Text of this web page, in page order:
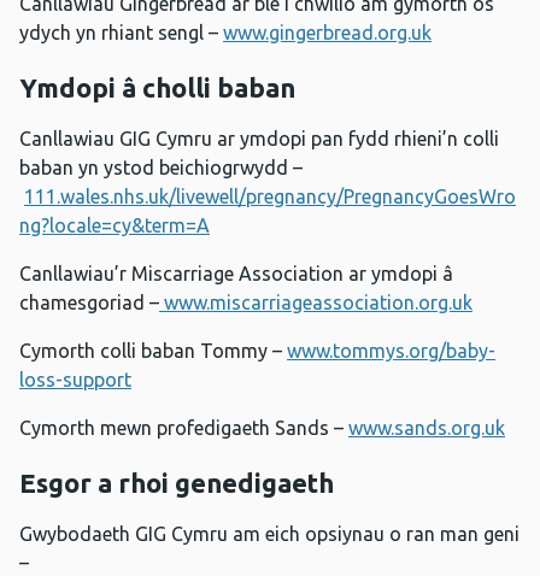
ydych yn rhiant sengl – www.gingerbread.org.uk
Ymdopi â cholli baban
Canllawiau GIG Cymru ar ymdopi pan fydd rhieni’n colli
baban yn ystod beichiogrwydd –
111.wales.nhs.uk/livewell/pregnancy/PregnancyGoesWro
ng?locale=cy&term=A
Canllawiau’r Miscarriage Association ar ymdopi â
chamesgoriad – www.miscarriageassociation.org.uk
Cymorth colli baban Tommy – www.tommys.org/baby-
loss-support
Cymorth mewn profedigaeth Sands – www.sands.org.uk
Esgor a rhoi genedigaeth
Gwybodaeth GIG Cymru am eich opsiynau o ran man geni
–